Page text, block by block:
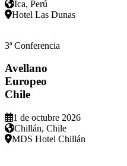
Ica, Perú
Hotel Las Dunas
3ª Conferencia
Avellano
Europeo
Chile
1 de octubre 2026
Chillán, Chile
MDS Hotel Chillán